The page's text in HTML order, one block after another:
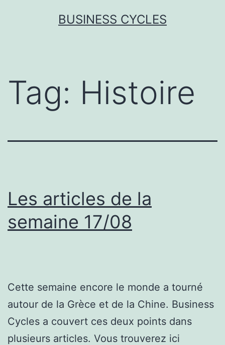
BUSINESS CYCLES
Tag: Histoire
Les articles de la
semaine 17/08
Cette semaine encore le monde a tourné
autour de la Grèce et de la Chine. Business
Cycles a couvert ces deux points dans
plusieurs articles. Vous trouverez ici